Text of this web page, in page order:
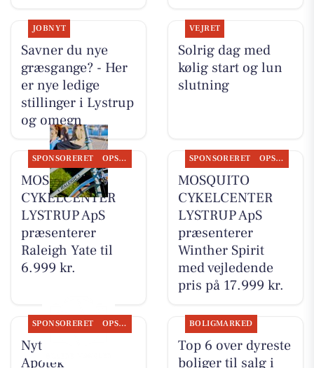
JOBNYT
Savner du nye
græsgange? - Her
er nye ledige
stillinger i Lystrup
og omegn
VEJRET
Solrig dag med
kølig start og lun
slutning
SPONSORERET OPSLAGSTAVLEN
MOSQUITO
CYKELCENTER
LYSTRUP ApS
præsenterer
Raleigh Yate til
6.999 kr.
SPONSORERET OPSLAGSTAVLEN
MOSQUITO
CYKELCENTER
LYSTRUP ApS
præsenterer
Winther Spirit
med vejledende
pris på 17.999 kr.
SPONSORERET OPSLAGSTAVLEN
Nyt fra Lystrup
Apotek
BOLIGMARKED
Top 6 over dyreste
boliger til salg i